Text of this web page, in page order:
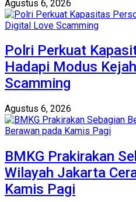
Agustus 6, 2026
Polri Perkuat
Hadapi Modus
Scamming
Agustus 6, 2026
BMKG Prakirakan
Wilayah Jakarta
Kamis Pagi